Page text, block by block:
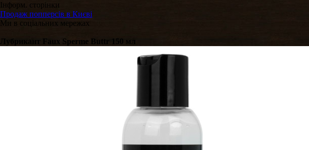
Інформ. сторінки
Продаж попперсів в Києві
Ми в соціальних мережах
Лубрикант Faux Sperme Buttr 150 мл